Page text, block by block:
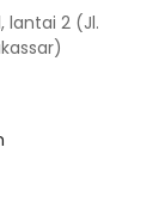
lantai 2 (Jl.